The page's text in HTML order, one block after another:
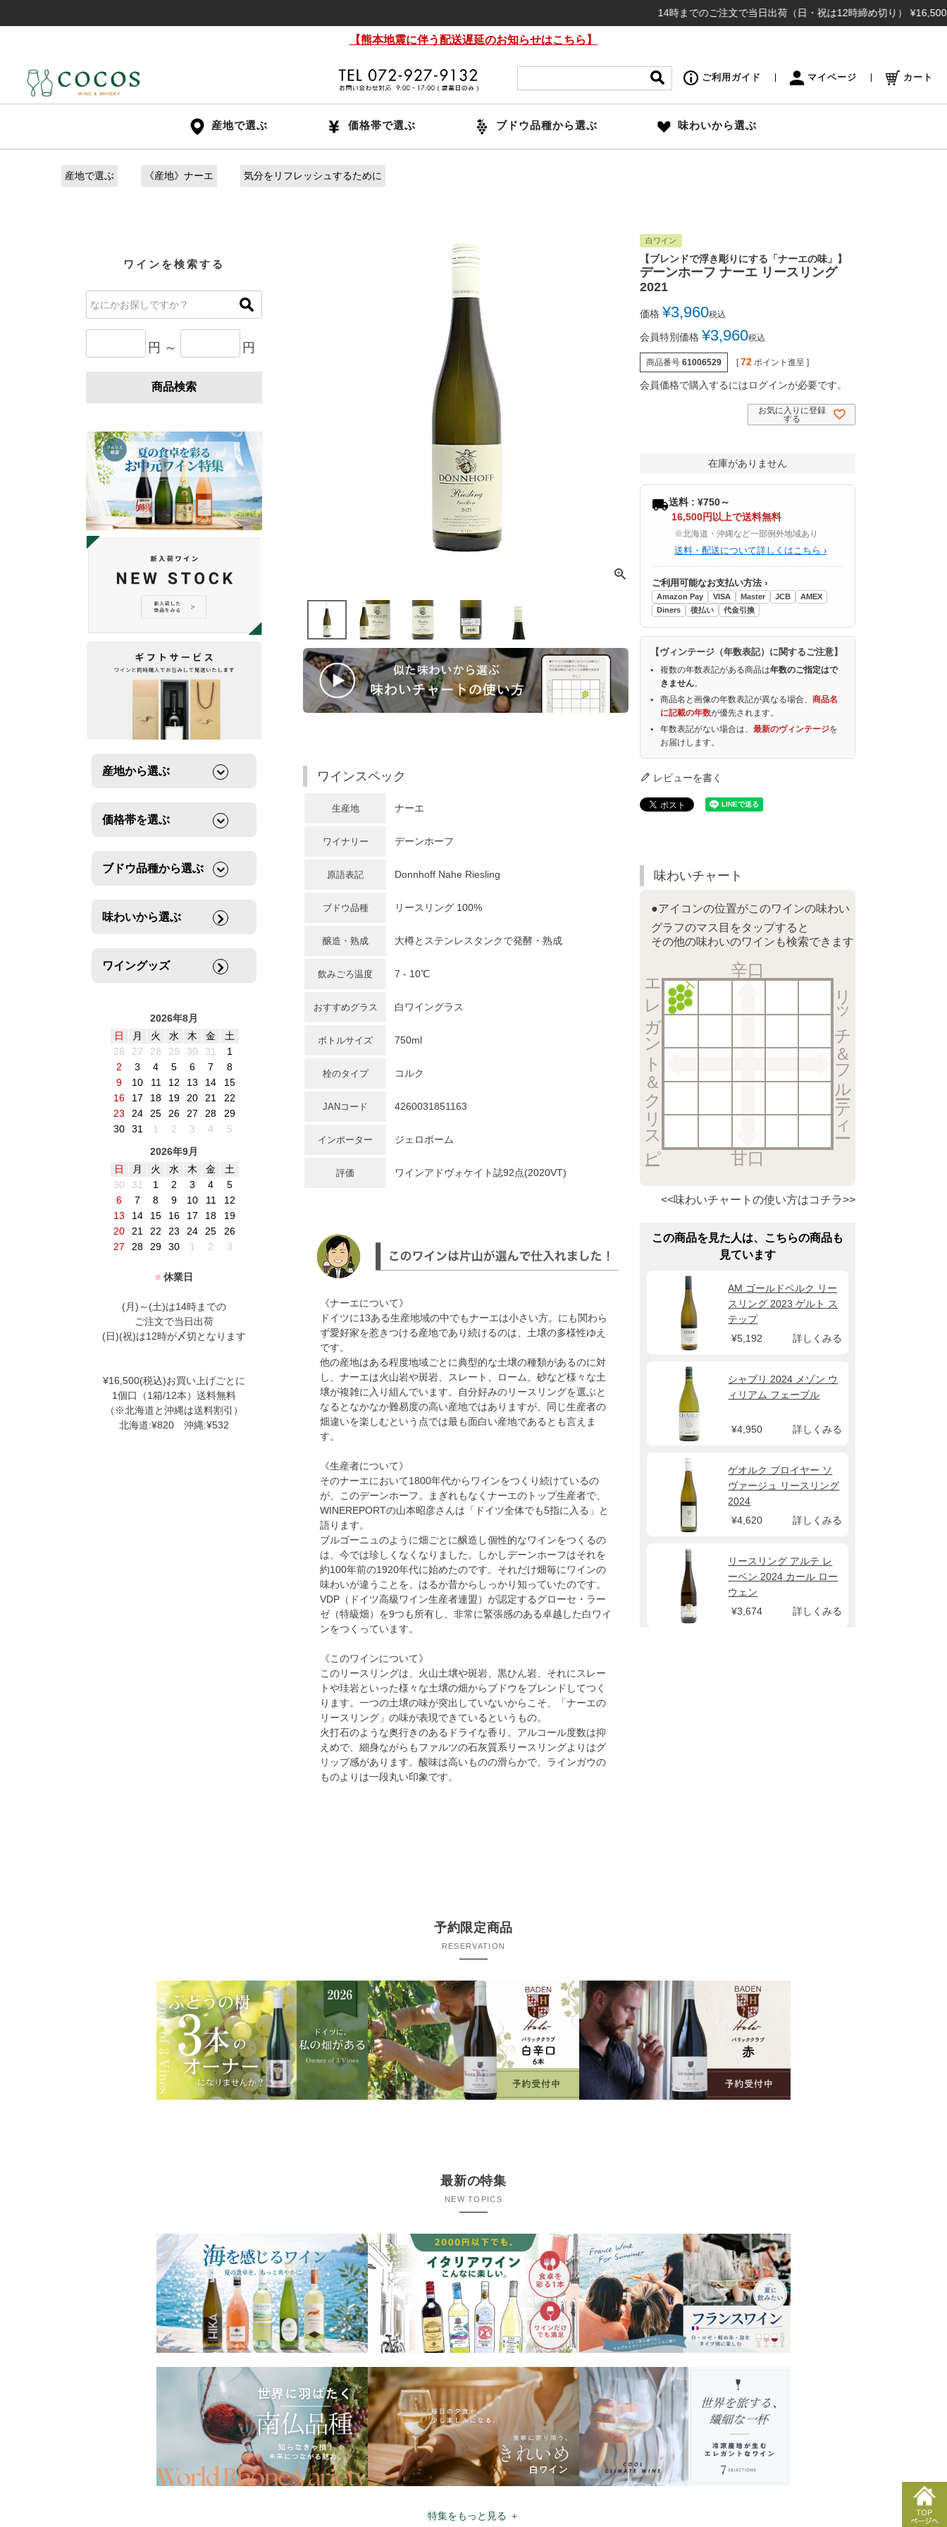
14時までのご注文で当日出荷（日・祝は12時締め切り） ¥16,500(税込)
【熊本地震に伴う配送遅延のお知らせはこちら】
ご利用ガイド マイページ カート
産地で選ぶ 価格帯で選ぶ ブドウ品種から選ぶ 味わいから選ぶ
産地で選ぶ 《産地》ナーエ 気分をリフレッシュするために
ワインを検索する
円 ～ 円
商品検索
産地から選ぶ
価格帯を選ぶ
ブドウ品種から選ぶ
味わいから選ぶ
ワイングッズ
2026年8月
日
月 火 水 木 金
土
26
27 28 29 30 31
1
2
3 4 5 6 7
8
9
10 11 12 13 14
15
16
17 18 19 20 21
22
23
24 25 26 27 28
29
30
31 1 2 3 4
5
2026年9月
日
月 火 水 木 金
土
30
31 1 2 3 4
5
6
7 8 9 10 11
12
13
14 15 16 17 18
19
20
21 22 23 24 25
26
27
28 29 30 1 2 3
■ 休業日
(月)～(土)は14時までの
ご注文で当日出荷
(日)(祝)は12時が〆切となります
¥16,500(税込)お買い上げごとに
1個口（1箱/12本）送料無料
（※北海道と沖縄は送料割引）
北海道:¥820 沖縄:¥532
ワインスペック
生産地 ナーエ
ワイナリー デーンホーフ
原語表記 Donnhoff Nahe Riesling
ブドウ品種 リースリング 100%
醸造・熟成 大樽とステンレスタンクで発酵・熟成
飲みごろ温度 7 - 10℃
おすすめグラス 白ワイングラス
ボトルサイズ 750ml
栓のタイプ コルク
JANコード 4260031851163
インポーター ジェロボーム
評価 ワインアドヴォケイト誌92点(2020VT)
《ナーエについて》
ドイツに13ある生産地域の中でもナーエは小さい方。にも関わら
ず愛好家を惹きつける産地であり続けるのは、土壌の多様性ゆえ
です。
他の産地はある程度地域ごとに典型的な土壌の種類があるのに対
し、ナーエは火山岩や斑岩、スレート、ローム、砂など様々な土
壌が複雑に入り組んでいます。自分好みのリースリングを選ぶと
なるとなかなか難易度の高い産地ではありますが、同じ生産者の
畑違いを楽しむという点では最も面白い産地であるとも言えま
す。
《生産者について》
そのナーエにおいて1800年代からワインをつくり続けているの
が、このデーンホーフ。まぎれもなくナーエのトップ生産者で、
WINEREPORTの山本昭彦さんは「ドイツ全体でも5指に入る」と
語ります。
ブルゴーニュのように畑ごとに醸造し個性的なワインをつくるの
は、今では珍しくなくなりました。しかしデーンホーフはそれを
約100年前の1920年代に始めたのです。それだけ畑毎にワインの
味わいが違うことを、はるか昔からしっかり知っていたのです。
VDP（ドイツ高級ワイン生産者連盟）が認定するグローセ・ラー
ゼ（特級畑）を9つも所有し、非常に緊張感のある卓越した白ワイ
ンをつくっています。
《このワインについて》
このリースリングは、火山土壌や斑岩、黒ひん岩、それにスレー
トや珪岩といった様々な土壌の畑からブドウをブレンドしてつく
ります。一つの土壌の味が突出していないからこそ、「ナーエの
リースリング」の味が表現できているというもの。
火打石のような奥行きのあるドライな香り。アルコール度数は抑
えめで、細身ながらもファルツの石灰質系リースリングよりはグ
リップ感があります。酸味は高いものの滑らかで、ラインガウの
ものよりは一段丸い印象です。
白ワイン
【ブレンドで浮き彫りにする「ナーエの味」】
デーンホーフ ナーエ リースリング
2021
価格 ¥3,960税込
会員特別価格 ¥3,960税込
商品番号 61006529 [ 72 ポイント進呈 ]
会員価格で購入するにはログインが必要です。
お気に入りに登録
する
在庫がありません
送料 : ¥750～
16,500円以上で送料無料
※北海道・沖縄など一部例外地域あり
送料・配送について詳しくはこちら ›
ご利用可能なお支払い方法 ›
Amazon Pay VISA Master JCB
AMEX
Diners
後払い 代金引換
【ヴィンテージ（年数表記）に関するご注意】
複数の年数表記がある商品は年数のご指定はで
きません。
商品名と画像の年数表記が異なる場合、商品名
に記載の年数が優先されます。
年数表記がない場合は、最新のヴィンテージを
お届けします。
レビューを書く
味わいチャート
●アイコンの位置がこのワインの味わい
グラフのマス目をタップすると
その他の味わいのワインも検索できます
辛口
リッチ＆フルーティー
甘口
エレガント＆クリスピー
<<味わいチャートの使い方はコチラ>>
この商品を見た人は、こちらの商品も
見ています
AM ゴールドベルク リー
スリング 2023 ゲルト ス
テップ
¥5,192
詳しくみる
シャブリ 2024 メゾン ウ
ィリアム フェーブル
¥4,950 詳しくみる
ゲオルク ブロイヤー ソ
ヴァージュ リースリング
2024
¥4,620
詳しくみる
リースリング アルテ レ
ーベン 2024 カール ロー
ウェン
¥3,674
詳しくみる
予約限定商品
RESERVATION
最新の特集
NEW TOPICS
特集をもっと見る ＋